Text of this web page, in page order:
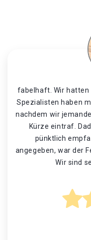
fabelhaft. Wir hatten
Spezialisten haben
nachdem wir
Kürze eintraf.
pünktlich
angegeben, war der
Wir sind